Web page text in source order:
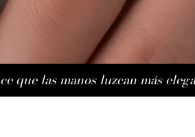
que las manos luzcan más